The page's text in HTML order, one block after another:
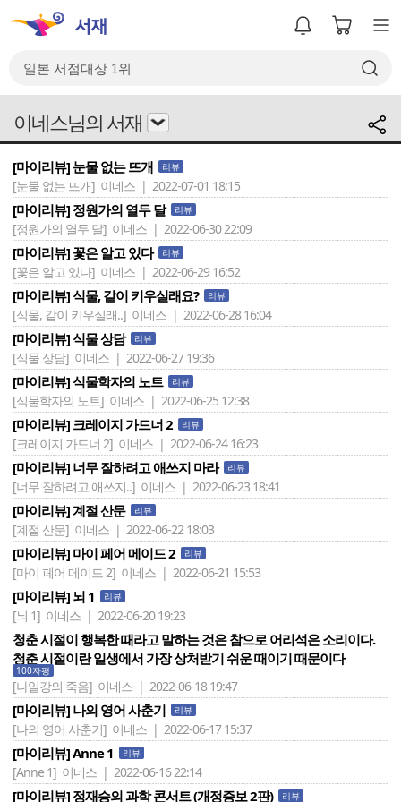
이네스님의 서재
[마이리뷰] 눈물 없는 뜨개 리뷰
[눈물 없는 뜨개] 이네스 | 2022-07-01 18:15
[마이리뷰] 정원가의 열두 달 리뷰
[정원가의 열두 달] 이네스 | 2022-06-30 22:09
[마이리뷰] 꽃은 알고 있다 리뷰
[꽃은 알고 있다] 이네스 | 2022-06-29 16:52
[마이리뷰] 식물, 같이 키우실래요? 리뷰
[식물, 같이 키우실래..] 이네스 | 2022-06-28 16:04
[마이리뷰] 식물 상담 리뷰
[식물 상담] 이네스 | 2022-06-27 19:36
[마이리뷰] 식물학자의 노트 리뷰
[식물학자의 노트] 이네스 | 2022-06-25 12:38
[마이리뷰] 크레이지 가드너 2 리뷰
[크레이지 가드너 2] 이네스 | 2022-06-24 16:23
[마이리뷰] 너무 잘하려고 애쓰지 마라 리뷰
[너무 잘하려고 애쓰지..] 이네스 | 2022-06-23 18:41
[마이리뷰] 계절 산문 리뷰
[계절 산문] 이네스 | 2022-06-22 18:03
[마이리뷰] 마이 페어 메이드 2 리뷰
[마이 페어 메이드 2] 이네스 | 2022-06-21 15:53
[마이리뷰] 뇌 1 리뷰
[뇌 1] 이네스 | 2022-06-20 19:23
청춘 시절이 행복한 때라고 말하는 것은 참으로 어리석은 소리이다.
청춘 시절이란 일생에서 가장 상처받기 쉬운 때이기 때문이다
100자평
[나일강의 죽음] 이네스 | 2022-06-18 19:47
[마이리뷰] 나의 영어 사춘기 리뷰
[나의 영어 사춘기] 이네스 | 2022-06-17 15:37
[마이리뷰] Anne 1 리뷰
[Anne 1] 이네스 | 2022-06-16 22:14
[마이리뷰] 정재승의 과학 콘서트 (개정증보 2판) 리뷰